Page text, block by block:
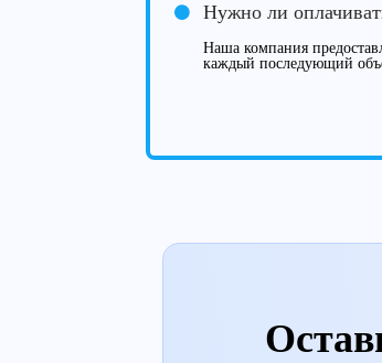
Нужно ли
Наша компания
каждый последующий